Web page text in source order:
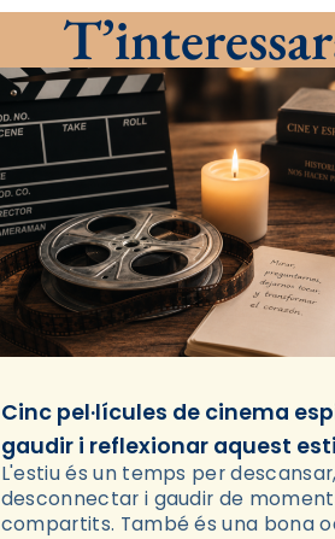
Cinc pel·lícules de cinema
gaudir i reflexionar aquest
L'estiu és un temps per descansar,
desconnectar i gaudir de
compartits. També és una bona